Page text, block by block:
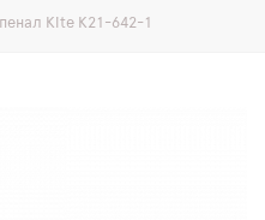
Kite K21-642-1